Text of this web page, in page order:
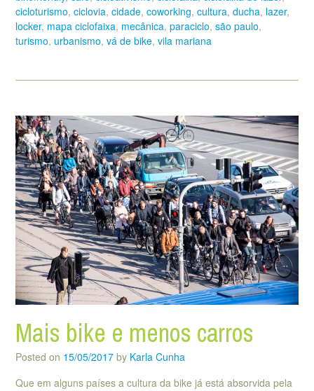
cicloturismo, ciclovia, cidade, coworking, cultura, ducha, lazer,
locker, mapa ciclofaixa, mecânica, paraciclo, são paulo,
turismo, urbanismo, vá de bike, vila mariana
Mais bike e menos carros
Posted on 15/05/2017 by Karla Cunha
Que em alguns países a cultura da bike já está absorvida pela